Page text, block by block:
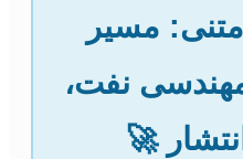
متنی: مسیر
نفت،
🚀